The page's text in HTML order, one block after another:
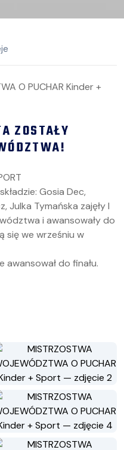
ZOSTAŁY
Gosia Dec,
Julka Tymańska zajęły I
i awansowały do
się we wrześniu w
awansował do finału.